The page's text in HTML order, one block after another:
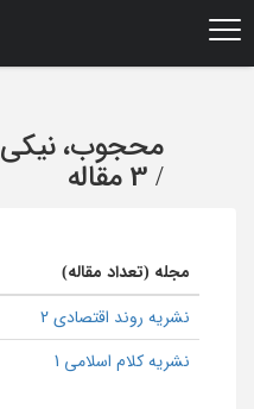
محجوب، نیکی
/ 3 مقاله
مجله (تعداد مقاله)
نشریه روند اقتصادی 2
نشریه کلام اسلامی 1